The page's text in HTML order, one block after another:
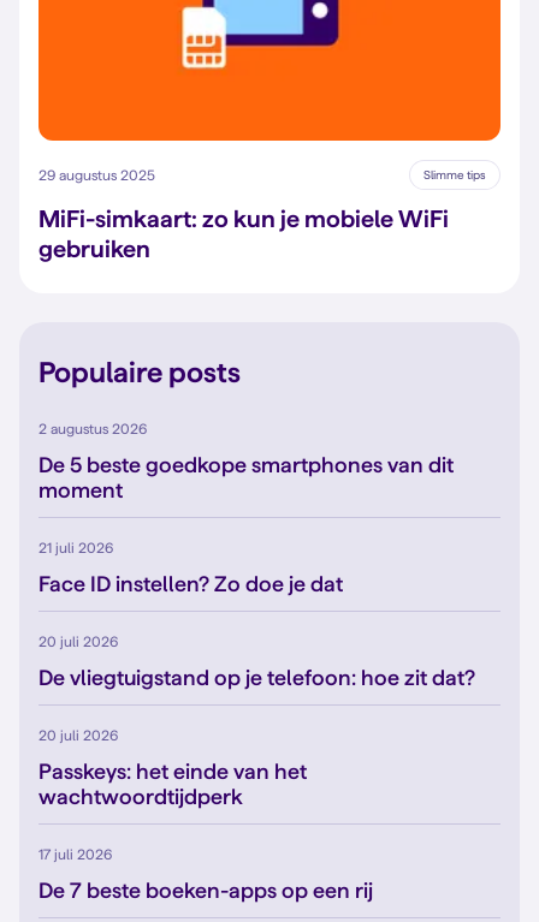
29 augustus 2025 Slimme tips
MiFi-simkaart: zo kun je mobiele WiFi
gebruiken
Populaire posts
2 augustus 2026
De 5 beste goedkope smartphones van dit
moment
21 juli 2026
Face ID instellen? Zo doe je dat
20 juli 2026
De vliegtuigstand op je telefoon: hoe zit dat?
20 juli 2026
Passkeys: het einde van het
wachtwoordtijdperk
17 juli 2026
De 7 beste boeken-apps op een rij